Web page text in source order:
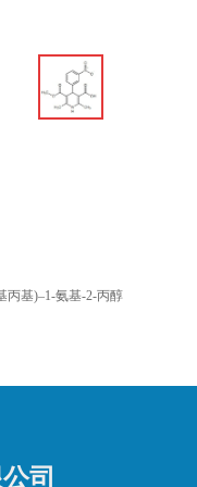
丙基)–1-氨基-2-丙醇
司